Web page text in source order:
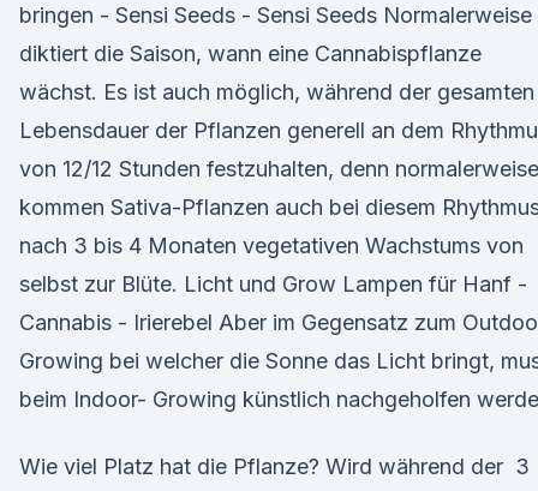
bringen - Sensi Seeds - Sensi Seeds Normalerweise
diktiert die Saison, wann eine Cannabispflanze
wächst. Es ist auch möglich, während der gesamten
Lebensdauer der Pflanzen generell an dem
von 12/12 Stunden festzuhalten, denn normalerweise
kommen Sativa-Pflanzen auch bei diesem
nach 3 bis 4 Monaten vegetativen Wachstums von
selbst zur Blüte. Licht und Grow Lampen für Hanf -
Cannabis - Irierebel Aber im Gegensatz zum
Growing bei welcher die Sonne das Licht bringt,
beim Indoor- Growing künstlich nachgeholfen
Wie viel Platz hat die Pflanze? Wird während der 3